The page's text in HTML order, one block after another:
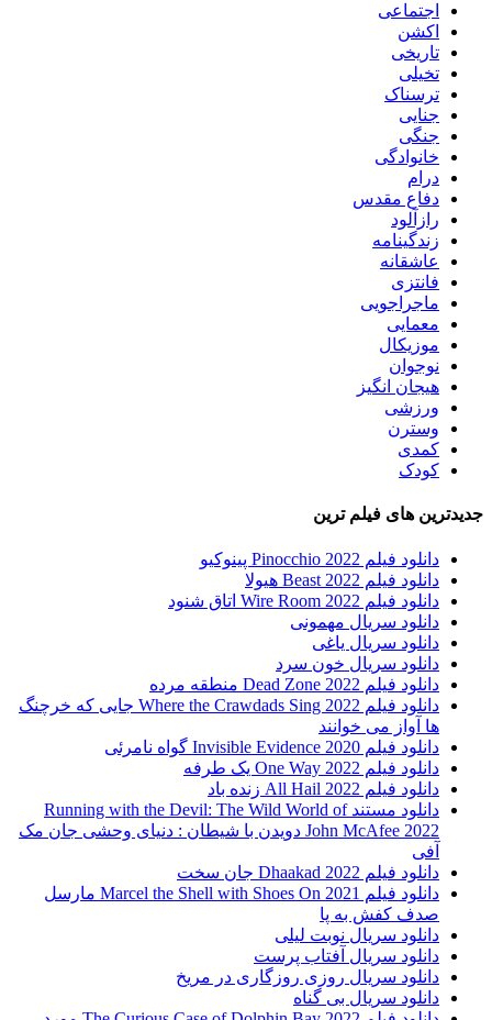
اجتماعی
اکشن
تاریخی
تخیلی
ترسناک
جنایی
جنگی
خانوادگی
درام
دفاع مقدس
رازآلود
زندگینامه
عاشقانه
فانتزی
ماجراجویی
معمایی
موزیکال
نوجوان
هیجان انگیز
ورزشی
وسترن
کمدی
کودک
جدیدترین های فیلم ترین
دانلود فیلم Pinocchio 2022 پینوکیو
دانلود فیلم Beast 2022 هیولا
دانلود فیلم Wire Room 2022 اتاق شنود
دانلود سریال مهمونی
دانلود سریال یاغی
دانلود سریال خون سرد
دانلود فیلم 2022 Dead Zone منطقه مرده
دانلود فیلم Where the Crawdads Sing 2022 جایی که خرچنگ
ها آواز می خوانند
دانلود فیلم 2020 Invisible Evidence گواه نامرئی
دانلود فیلم One Way 2022 یک طرفه
دانلود فیلم All Hail 2022 زنده باد
دانلود مستند Running with the Devil: The Wild World of
John McAfee 2022 دویدن با شیطان : دنیای وحشی جان مک
آفی
دانلود فیلم Dhaakad 2022 جان سخت
دانلود فیلم Marcel the Shell with Shoes On 2021 مارسل
صدف کفش به پا
دانلود سریال نوبت لیلی
دانلود سریال آفتاب پرست
دانلود سریال روزی روزگاری در مریخ
دانلود سریال بی گناه